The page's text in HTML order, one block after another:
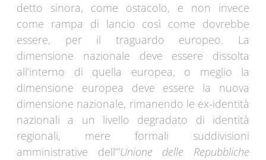
detto sinora, come ostacolo, e non invece
come rampa di lancio così come dovrebbe
essere, per il traguardo europeo. La
dimensione nazionale deve essere dissolta
all’interno di quella europea, o meglio la
dimensione europea deve essere la nuova
dimensione nazionale, rimanendo le ex-identità
nazionali a un livello degradato di identità
regionali, mere formali suddivisioni
amministrative dell’”Unione delle Repubbliche